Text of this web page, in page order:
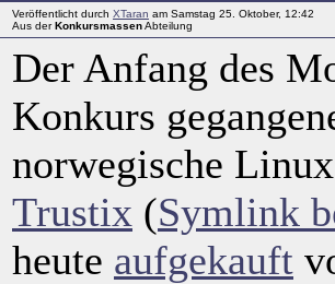
Veröffentlicht durch XTaran am Samstag 25. Oktober, 12:42
Aus derKonkursmassenAbteilung
Der Anfang des
Konkurs
norwegische
Trustix (Symlink
heute aufgekauft